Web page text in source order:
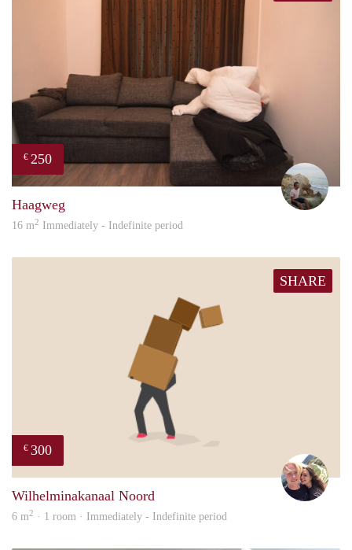
€ 250
Haagweg
16 m2 Immediately - Indefinite period
SHARE
€ 300
Wilhelminakanaal Noord
6 m2 · 1 room · Immediately - Indefinite period